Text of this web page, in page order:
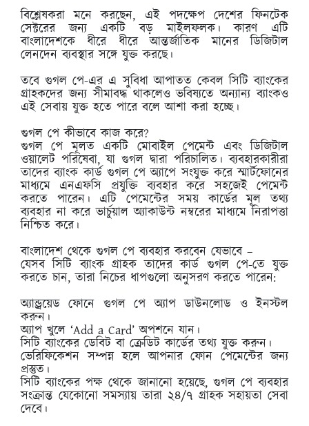
বিশ্লেষকরা মনে করছেন, এই পদক্ষেপ দেশের ফিনটেক
সেক্টরের জন্য একটি বড় মাইলফলক। কারণ এটি
বাংলাদেশকে ধীরে ধীরে আন্তর্জাতিক মানের ডিজিটাল
লেনদেন ব্যবস্থার সঙ্গে যুক্ত করছে।
তবে গুগল পে-এর এ সুবিধা আপাতত কেবল সিটি ব্যাংকের
গ্রাহকদের জন্য সীমাবদ্ধ থাকলেও ভবিষ্যতে অন্যান্য ব্যাংকও
এই সেবায় যুক্ত হতে পারে বলে আশা করা হচ্ছে।
গুগল পে কীভাবে কাজ করে?
গুগল পে মূলত একটি মোবাইল পেমেন্ট এবং ডিজিটাল
ওয়ালেট পরিষেবা, যা গুগল দ্বারা পরিচালিত। ব্যবহারকারীরা
তাদের ব্যাংক কার্ড গুগল পে অ্যাপে সংযুক্ত করে স্মার্টফোনের
মাধ্যমে এনএফসি প্রযুক্তি ব্যবহার করে সহজেই পেমেন্ট
করতে পারেন। এটি পেমেন্টের সময় কার্ডের মূল তথ্য
ব্যবহার না করে ভার্চুয়াল অ্যাকাউন্ট নম্বরের মাধ্যমে নিরাপত্তা
নিশ্চিত করে।
বাংলাদেশ থেকে গুগল পে ব্যবহার করবেন যেভাবে –
যেসব সিটি ব্যাংক গ্রাহক তাদের কার্ড গুগল পে-তে যুক্ত
করতে চান, তারা নিচের ধাপগুলো অনুসরণ করতে পারেন:
অ্যান্ড্রয়েড ফোনে গুগল পে অ্যাপ ডাউনলোড ও ইনস্টল
করুন।
অ্যাপ খুলে ‘Add a Card’ অপশনে যান।
সিটি ব্যাংকের ডেবিট বা ক্রেডিট কার্ডের তথ্য যুক্ত করুন।
ভেরিফিকেশন সম্পন্ন হলে আপনার ফোন পেমেন্টের জন্য
প্রস্তুত।
সিটি ব্যাংকের পক্ষ থেকে জানানো হয়েছে, গুগল পে ব্যবহার
সংক্রান্ত যেকোনো সমস্যায় তারা ২৪/৭ গ্রাহক সহায়তা সেবা
দেবে।